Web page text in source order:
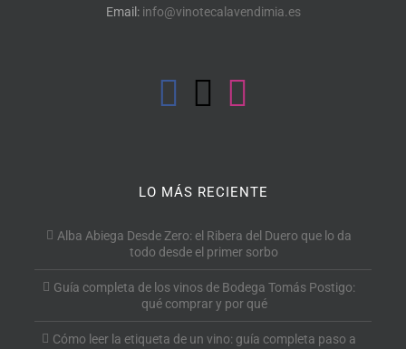
Email: info@vinotecalavendimia.es
LO MÁS RECIENTE
Alba Abiega Desde Zero: el Ribera del Duero que lo da
todo desde el primer sorbo
Guía completa de los vinos de Bodega Tomás Postigo:
qué comprar y por qué
Cómo leer la etiqueta de un vino: guía completa paso a